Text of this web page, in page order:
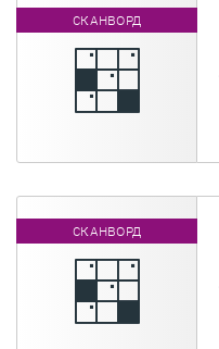
СКАНВОРД
СКАНВОРД